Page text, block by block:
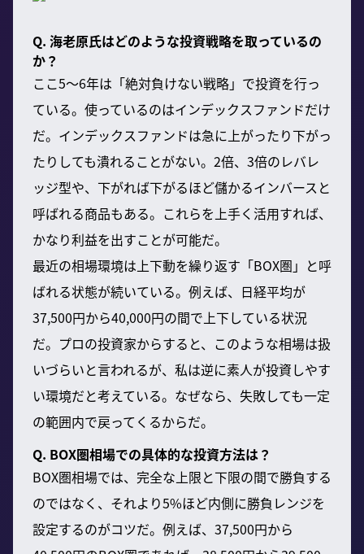
Q. 海老原氏はどのような投資戦略を取っているの
か？
ここ5〜6年は「絶対負けない戦略」で投資を行っ
ている。使っているのはインデックスファンドだけ
だ。インデックスファンドは急に上がったり下がっ
たりしても潰れることがない。2倍、3倍のレバレ
ッジ型や、下がれば下がるほど儲かるインバースと
呼ばれる商品もある。これらを上手く活用すれば、
かなり利益を出すことが可能だ。
最近の相場環境は上下動を繰り返す「BOX圏」と呼
ばれる状態が続いている。例えば、日経平均が
37,500円から40,000円の間で上下している状況
だ。プロの投資家からすると、このような相場は扱
いづらいと言われるが、私は逆に素人が投資しやす
い環境だと考えている。なぜなら、失敗しても一定
の範囲内で戻ってくるからだ。
Q. BOX圏相場での具体的な投資方法は？
BOX圏相場では、完全な上限と下限の間で勝負する
のではなく、それより5%ほど内側に勝負レンジを
設定するのがコツだ。例えば、37,500円から